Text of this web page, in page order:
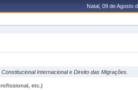
Natal, 09 de Agosto
Internacional e Direito das Migrações.
etc.)